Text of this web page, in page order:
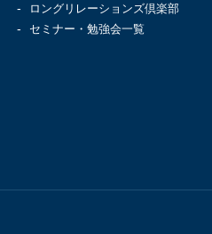
ロングリレーションズ倶楽部
セミナー・勉強会一覧